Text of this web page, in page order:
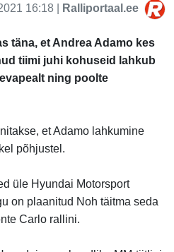
16:18 | Ralliportaal.ee
täna, et Andrea Adamo kes
tiimi juhi kohuseid lahkub
ning poolte
et Adamo lahkumine
põhjustel.
üle Hyundai Motorsport
on plaanitud Noh täitma seda
Carlo rallini.